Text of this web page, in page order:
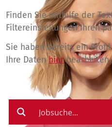
Finden Sie mithilfe der
Filtereinstellungen Ihren
Sie haben bereits ein
Ihre Datenhierbearbeiten.